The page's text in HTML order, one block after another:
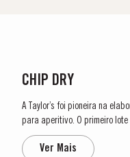
CHIP DRY
A Taylor’s foi pioneira na
para aperitivo. O primeiro lote
tem tido devotos seguidores por todo o
de uma selecção de vinhos
Ver Mais